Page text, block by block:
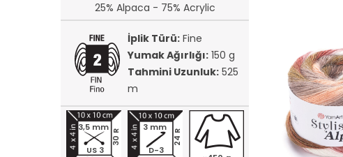
25% Alpaca - 75% Acrylic
İplik Türü: Fine
Yumak Ağırlığı: 150 g
Tahmini Uzunluk: 525
m
30 R
3,5 mm
US 3
24 R
3 mm
D-3